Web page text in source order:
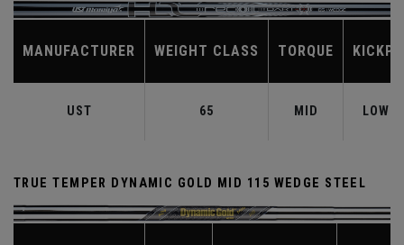
MANUFACTURER WEIGHT CLASS TORQUE
UST 65 MID LOW-
TRUE TEMPER DYNAMIC GOLD MID 115 WEDGE STEEL